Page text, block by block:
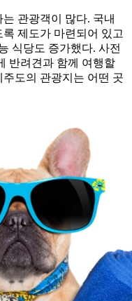
관광객이 많다. 국내
제도가 마련되어 있고
식당도 증가했다. 사전
반려견과 함께 여행할
도의 관광지는 어떤 곳